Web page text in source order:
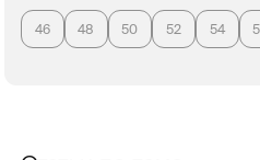
46 48 50 52 54